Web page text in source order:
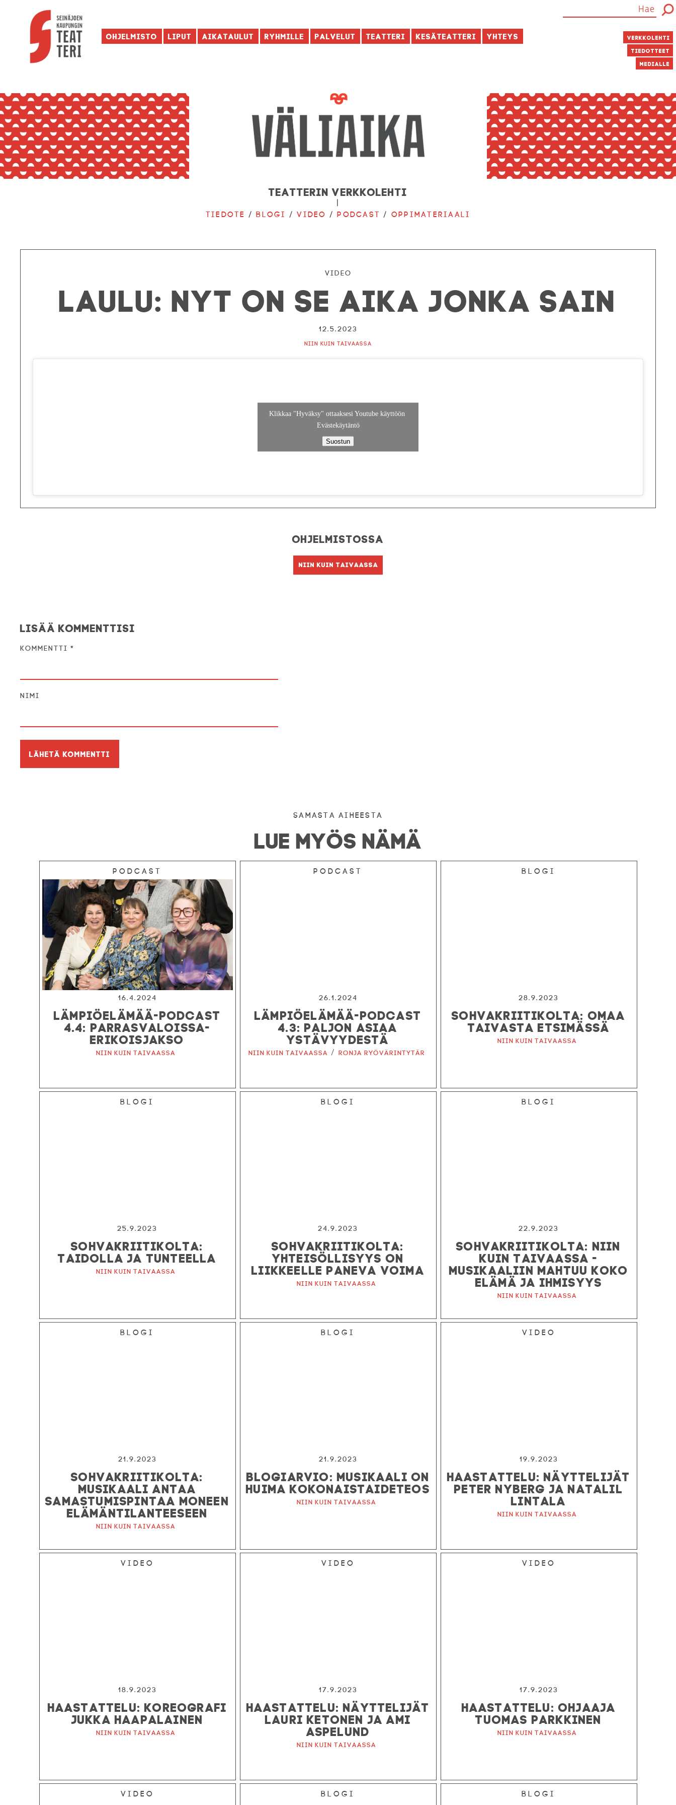
Ohjelmisto Liput Aikataulut Ryhmille Palvelut Teatteri Kesäteatteri Yhteys Verkkolehti
Tiedotteet
Medialle
Teatterin verkkolehti
|
Tiedote /Blogi /Video /Podcast / Oppimateriaali
Video
Laulu: Nyt on se aika jonka sain
12.5.2023
Niin kuin taivaassa
Klikkaa "Hyväksy" ottaaksesi Youtube käyttöön
Evästekäytäntö
Suostun
Ohjelmistossa
Niin kuin taivaassa
Lisää kommenttisi
Kommentti*
Nimi
Samasta aiheesta
LUE MYÖS NÄMÄ
Podcast
16.4.2024
LÄMPIÖELÄMÄÄ-PODCAST
4.4: PARRASVALOISSA-
ERIKOISJAKSO
Niin kuin taivaassa
Podcast
26.1.2024
LÄMPIÖELÄMÄÄ-PODCAST
4.3: PALJON ASIAA
YSTÄVYYDESTÄ
Niin kuin taivaassa / Ronja ryövärintytär
Blogi
28.9.2023
SOHVAKRIITIKOLTA: OMAA
TAIVASTA ETSIMÄSSÄ
Niin kuin taivaassa
Blogi
25.9.2023
SOHVAKRIITIKOLTA:
TAIDOLLA JA TUNTEELLA
Niin kuin taivaassa
Blogi
24.9.2023
SOHVAKRIITIKOLTA:
YHTEISÖLLISYYS ON
LIIKKEELLE PANEVA VOIMA
Niin kuin taivaassa
Blogi
22.9.2023
SOHVAKRIITIKOLTA: NIIN
KUIN TAIVAASSA -
MUSIKAALIIN MAHTUU KOKO
ELÄMÄ JA IHMISYYS
Niin kuin taivaassa
Blogi
21.9.2023
SOHVAKRIITIKOLTA:
MUSIKAALI ANTAA
SAMASTUMISPINTAA MONEEN
ELÄMÄNTILANTEESEEN
Niin kuin taivaassa
Blogi
21.9.2023
BLOGIARVIO: MUSIKAALI ON
HUIMA KOKONAISTAIDETEOS
Niin kuin taivaassa
Video
19.9.2023
HAASTATTELU: NÄYTTELIJÄT
PETER NYBERG JA NATALIL
LINTALA
Niin kuin taivaassa
Video
18.9.2023
HAASTATTELU: KOREOGRAFI
JUKKA HAAPALAINEN
Niin kuin taivaassa
Video
17.9.2023
HAASTATTELU: NÄYTTELIJÄT
LAURI KETONEN JA AMI
ASPELUND
Niin kuin taivaassa
Video
17.9.2023
HAASTATTELU: OHJAAJA
TUOMAS PARKKINEN
Niin kuin taivaassa
Video Blogi Blogi